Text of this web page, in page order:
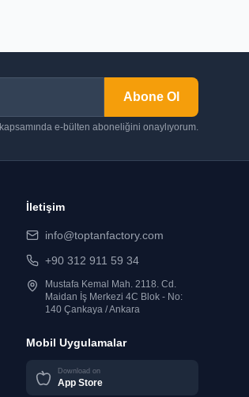
Abone Ol
kapsamında e-bülten aboneliğini onaylıyorum.
İletişim
info@toptanfactory.com
+90 312 911 59 34
Mustafa Kemal Mah. 2118. Cd.
Maidan İş Merkezi 4C Blok - No:
140 Çankaya / Ankara
Mobil Uygulamalar
Download on
App Store